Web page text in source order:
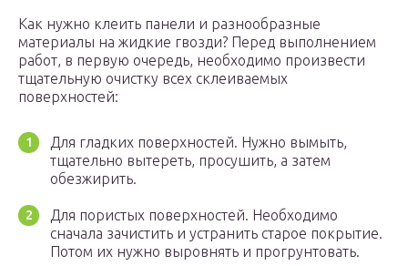
Как нужно клеить панели и разнообразные
материалы на жидкие гвозди? Перед выполнением
работ, в первую очередь, необходимо произвести
тщательную очистку всех склеиваемых
поверхностей:
Для гладких поверхностей. Нужно вымыть,
тщательно вытереть, просушить, а затем
обезжирить.
Для пористых поверхностей. Необходимо
сначала зачистить и устранить старое покрытие.
Потом их нужно выровнять и прогрунтовать.